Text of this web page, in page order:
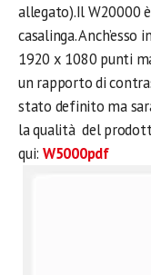
allegato).Il W20000
casalinga.
1920 x 1080 punti
un rapporto di
stato definito ma
la qualità del
qui: W5000pdf